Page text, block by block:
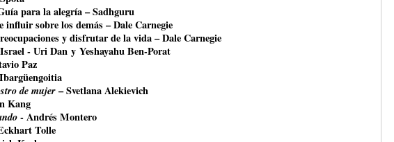
para la alegría – Sadhguru
influir sobre los demás – Dale Carnegie
y disfrutar de la vida – Dale Carnegie
- Uri Dan y Yeshayahu Ben-Porat
Paz
de mujer– Svetlana Alekievich
Kang
- Andrés Montero
Tolle